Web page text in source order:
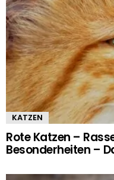
KATZEN
Rote Katzen –
Besonderheiten –